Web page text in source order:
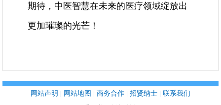
期待，中医智慧在未来的医疗领域绽放出
更加璀璨的光芒！
网站声明 | 网站地图 | 商务合作 | 招贤纳士 | 联系我们